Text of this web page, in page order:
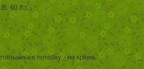
В; 60 Вт, ,
к потолку - на крюке,